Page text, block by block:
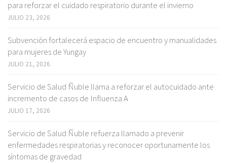
para reforzar el cuidado respiratorio durante el invierno
JULIO 23, 2026
Subvención fortalecerá espacio de encuentro y manualidades
para mujeres de Yungay
JULIO 21, 2026
Servicio de Salud Ñuble llama a reforzar el autocuidado ante
incremento de casos de Influenza A
JULIO 17, 2026
Servicio de Salud Ñuble refuerza llamado a prevenir
enfermedades respiratorias y reconocer oportunamente los
síntomas de gravedad